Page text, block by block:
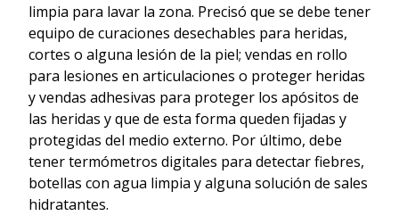
limpia para lavar la zona. Precisó que se debe tener
equipo de curaciones desechables para heridas,
cortes o alguna lesión de la piel; vendas en rollo
para lesiones en articulaciones o proteger heridas
y vendas adhesivas para proteger los apósitos de
las heridas y que de esta forma queden fijadas y
protegidas del medio externo. Por último, debe
tener termómetros digitales para detectar fiebres,
botellas con agua limpia y alguna solución de sales
hidratantes.